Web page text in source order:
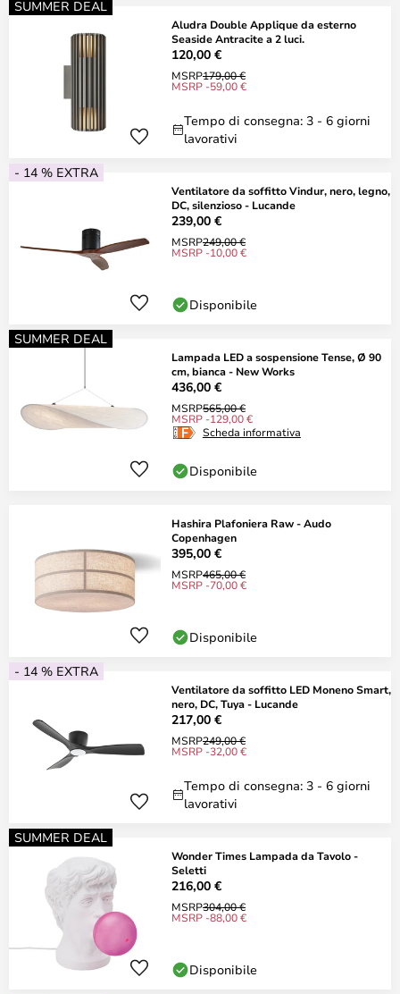
SUMMER DEAL
Aludra Double Applique da esterno
Seaside Antracite a 2 luci.
120,00 €
MSRP179,00 €
MSRP -59,00 €
Tempo di consegna: 3 - 6 giorni
lavorativi
- 14 % EXTRA
Ventilatore da soffitto Vindur, nero, legno,
DC, silenzioso - Lucande
239,00 €
MSRP249,00 €
MSRP -10,00 €
Disponibile
SUMMER DEAL
Lampada LED a sospensione Tense, Ø 90
cm, bianca - New Works
436,00 €
MSRP565,00 €
MSRP -129,00 €
Scheda informativa
Disponibile
Hashira Plafoniera Raw - Audo
Copenhagen
395,00 €
MSRP465,00 €
MSRP -70,00 €
Disponibile
- 14 % EXTRA
Ventilatore da soffitto LED Moneno Smart,
nero, DC, Tuya - Lucande
217,00 €
MSRP249,00 €
MSRP -32,00 €
Tempo di consegna: 3 - 6 giorni
lavorativi
SUMMER DEAL
Wonder Times Lampada da Tavolo -
Seletti
216,00 €
MSRP304,00 €
MSRP -88,00 €
Disponibile